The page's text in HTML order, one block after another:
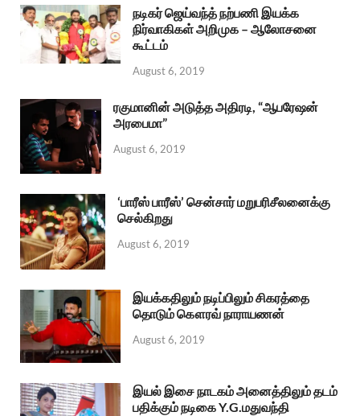
நடிகர் ஜெய்வந்த் நற்பணி இயக்க
நிர்வாகிகள் அறிமுக – ஆலோசனை
கூட்டம்
August 6, 2019
ரகுமானின் அடுத்த அதிரடி, “ஆபரேஷன்
அரபைமா”
August 6, 2019
‘பாரீஸ் பாரீஸ்’ சென்சார் மறுபரிசீலனைக்கு
செல்கிறது
August 6, 2019
இயக்கதிலும் நடிப்பிலும் சிகரத்தை
தொடும் கௌரவ் நாராயணன்
August 6, 2019
இயல் இசை நாடகம் அனைத்திலும் தடம்
பதிக்கும் நடிகை Y.G.மதுவந்தி